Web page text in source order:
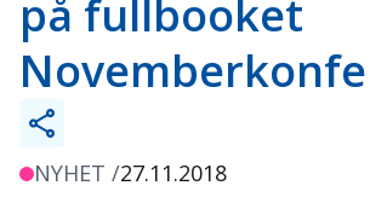
på fullbooket
NYHET /27.11.2018